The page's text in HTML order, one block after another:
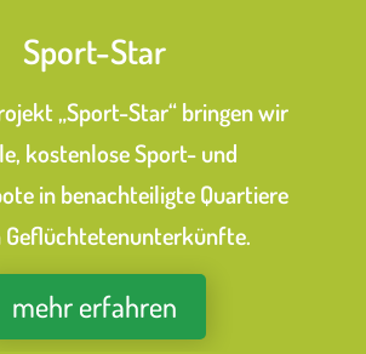
Sport-Star
„Sport-Star“ bringen wir
kostenlose Sport- und
in benachteiligte Quartiere
Geflüchtetenunterkünfte.
mehr erfahren